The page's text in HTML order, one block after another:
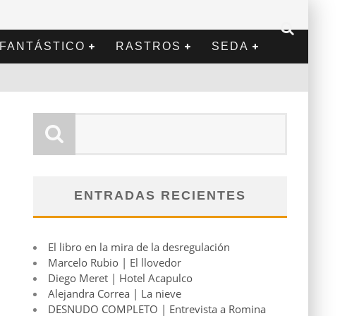
FANTÁSTICO RASTROS SEDA
ENTRADAS RECIENTES
El libro en la mira de la desregulación
Marcelo Rubio | El llovedor
Diego Meret | Hotel Acapulco
Alejandra Correa | La nieve
DESNUDO COMPLETO | Entrevista a Romina